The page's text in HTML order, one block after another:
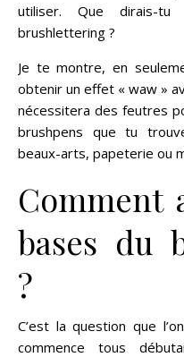
utiliser. Que dirais-tu
brushlettering ?
Je te montre, en
obtenir un effet « waw »
nécessitera des feutres
brushpens que tu
beaux-arts, papeterie ou
Comment
bases du
?
C’est la question que
commence tous